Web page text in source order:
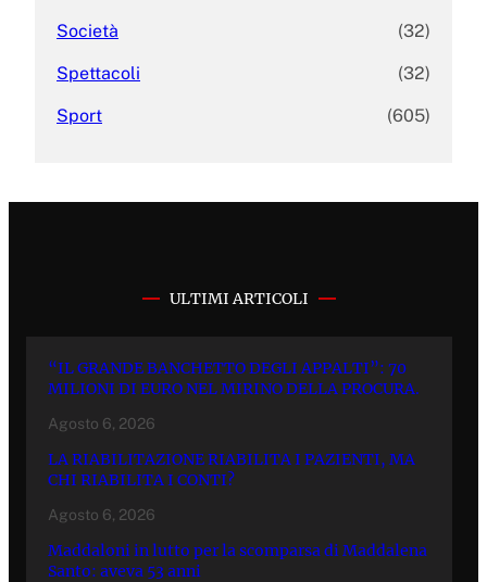
Società (32)
Spettacoli (32)
Sport (605)
ULTIMI ARTICOLI
“IL GRANDE BANCHETTO DEGLI APPALTI”: 70
MILIONI DI EURO NEL MIRINO DELLA PROCURA.
Agosto 6, 2026
LA RIABILITAZIONE RIABILITA I PAZIENTI, MA
CHI RIABILITA I CONTI?
Agosto 6, 2026
Maddaloni in lutto per la scomparsa di Maddalena
Santo: aveva 53 anni